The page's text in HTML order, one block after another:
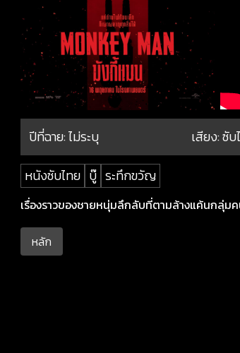
ปีที่ฉาย:ไม่ระบุ เสียง: ซั
หนังซับไทย บู๊ ระทึกขวัญ
เรื่องราวของชายหนุ่มลึกลับที่ตามล้างแค้นกลุ่ม
หลัก